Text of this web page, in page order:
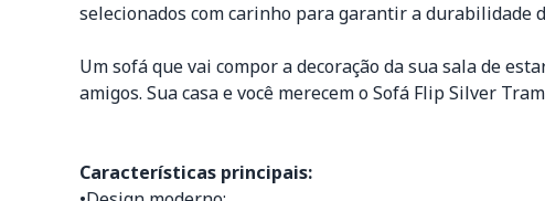
selecionados com carinho para garantir a durabilidade
Um sofá que vai compor a decoração da sua sala de
amigos. Sua casa e você merecem o Sofá Flip Silver
Características principais: